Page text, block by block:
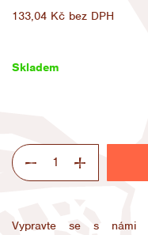
133,04 Kč bez DPH
Skladem
Vypravte se s námi